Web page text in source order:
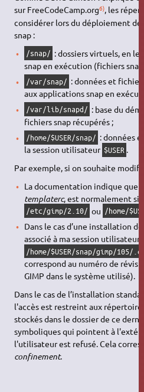
sur FreeCodeCamp.org6), les
considérer lors du déploiement de
snap :
/snap/ : dossiers virtuels, en
snap en exécution (fichiers snap
/var/snap/ : données et
aux applications snap en
/var/lib/snapd/ : base du
fichiers snap récupérés ;
/home/$USER/snap/ : données
la session utilisateur $USER .
Par exemple, si on souhaite
La documentation indique que
templaterc, est normalement
/etc/gimp/2.10/ ou /home/
Dans le cas d’une installation de
associé à ma session utilisateur
/home/$USER/snap/gimp/105/
correspond au numéro de
GIMP dans le système utilisé).
Dans le cas de l’installation
l'accès est restreint aux
stockés dans le dossier de ce
symboliques qui pointent à
l'utilisateur est refusé. Cela
confinement.